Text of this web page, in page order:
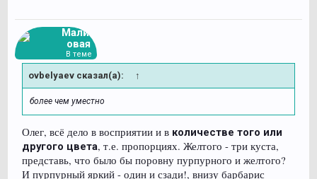
Малин
овая
В теме
ovbelyaev сказал(а): ↑
более чем уместно
Олег, всё дело в восприятии и в количестве того или
другого цвета, т.е. пропорциях. Желтого - три куста,
представь, что было бы поровну пурпурного и желтого?
И пурпурный яркий - один и сзади!, внизу барбарис